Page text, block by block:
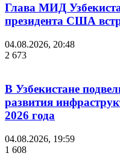
Глава МИД
президента США
04.08.2026, 20:48
2 673
В Узбекистане
развития
2026 года
04.08.2026, 19:59
1 608